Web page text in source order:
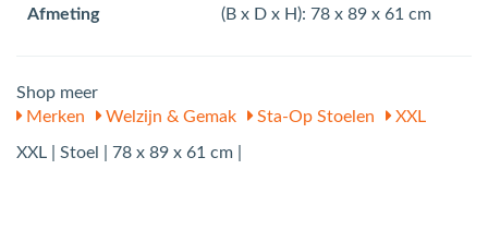
Afmeting
(B x D x H): 78 x 89 x 61 cm
Shop meer
Merken
Welzijn & Gemak Sta-Op Stoelen XXL
XXL | Stoel | 78 x 89 x 61 cm |